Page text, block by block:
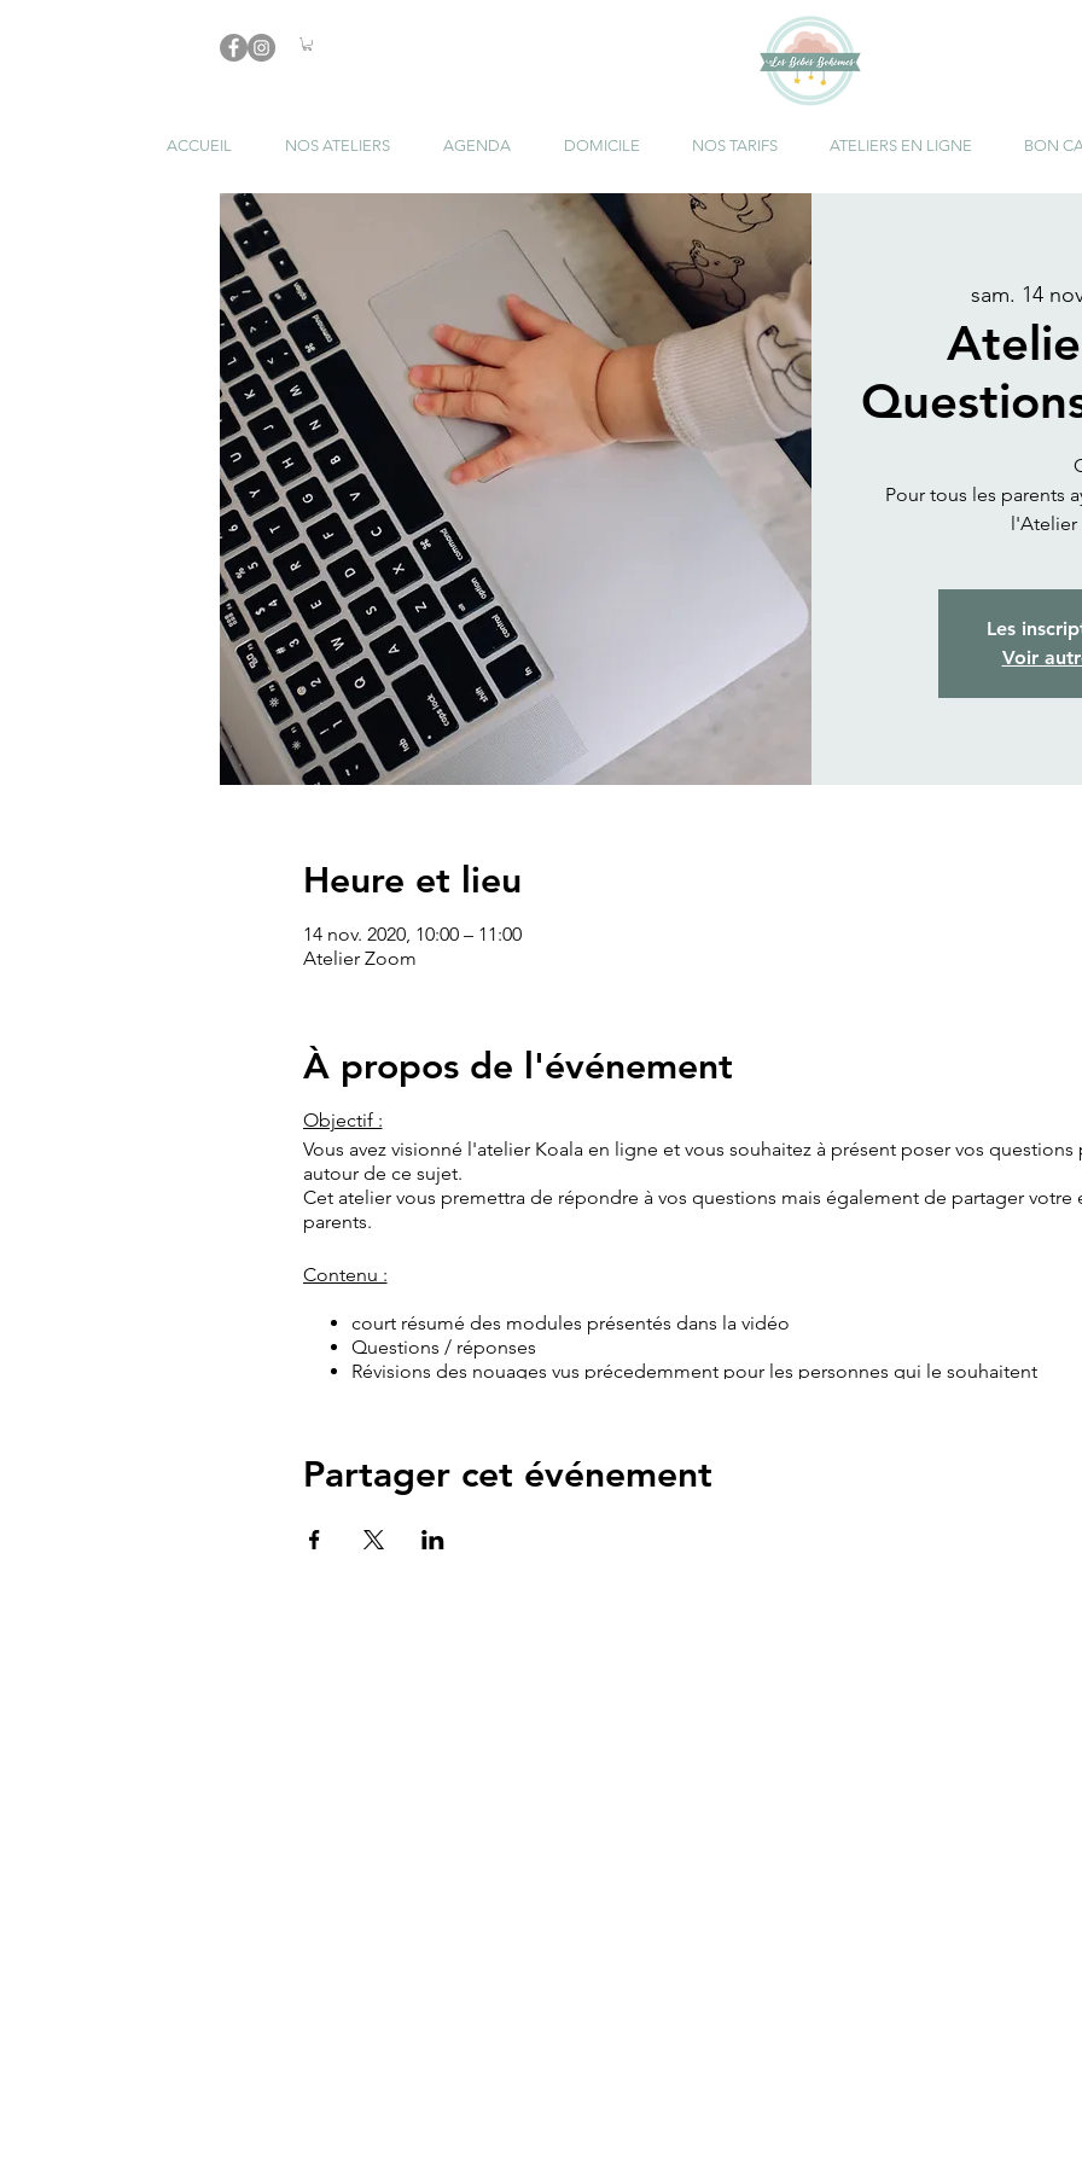
ACCUEIL NOS ATELIERS AGENDA DOMICILE NOS TARIFS ATELIERS EN LIGNE BON
sam. 14
Pour tous les parents
l'Atelier
Les
Voir
Heure et lieu
14 nov. 2020, 10:00 – 11:00
Atelier Zoom
À propos de l'événement
Objectif :
Vous avez visionné l'atelier Koala en ligne et vous souhaitez à présent poser vos
autour de ce sujet.
Cet atelier vous premettra de répondre à vos questions mais également de partager votre
parents.
Contenu :
court résumé des modules présentés dans la vidéo
Questions / réponses
Révisions des nouages vus précedemment pour les personnes qui le souhaitent
Partager cet événement